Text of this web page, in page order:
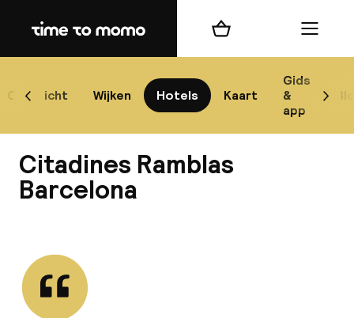
Home
Overzicht Wijken Hotels Kaart
Gids
&
app
Scroll naar links
Winkelmand Menu
Citadines Ramblas
Barcelona